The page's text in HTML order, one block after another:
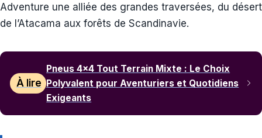
Adventure une alliée des grandes traversées, du désert
de l’Atacama aux forêts de Scandinavie.
À lire
Pneus 4×4 Tout Terrain Mixte : Le Choix
Polyvalent pour Aventuriers et Quotidiens
Exigeants